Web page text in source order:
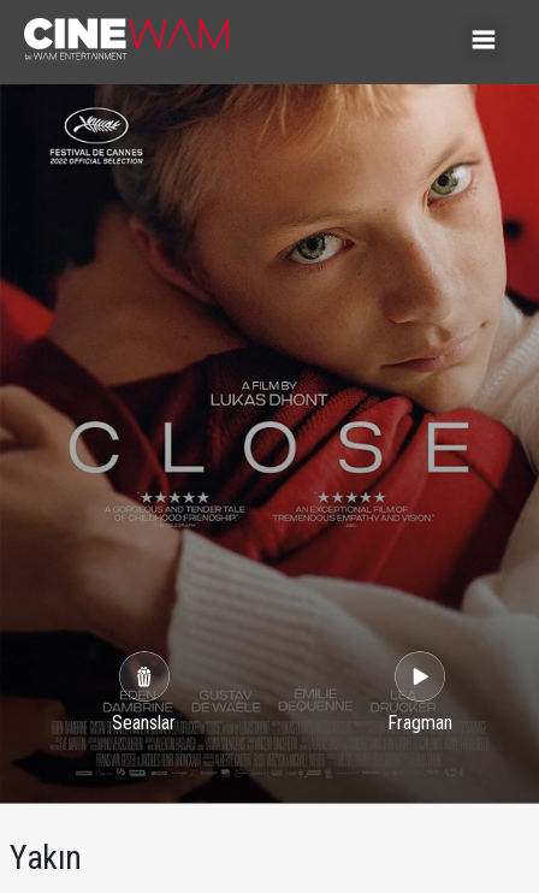
Seanslar Fragman
Yakın